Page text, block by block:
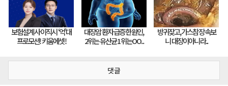
댓글